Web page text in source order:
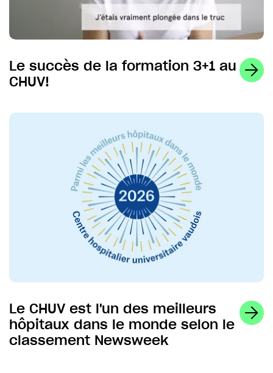
Le succès de la formation 3+1 au
CHUV!
Le CHUV est l'un des meilleurs
hôpitaux dans le monde selon le
classement Newsweek